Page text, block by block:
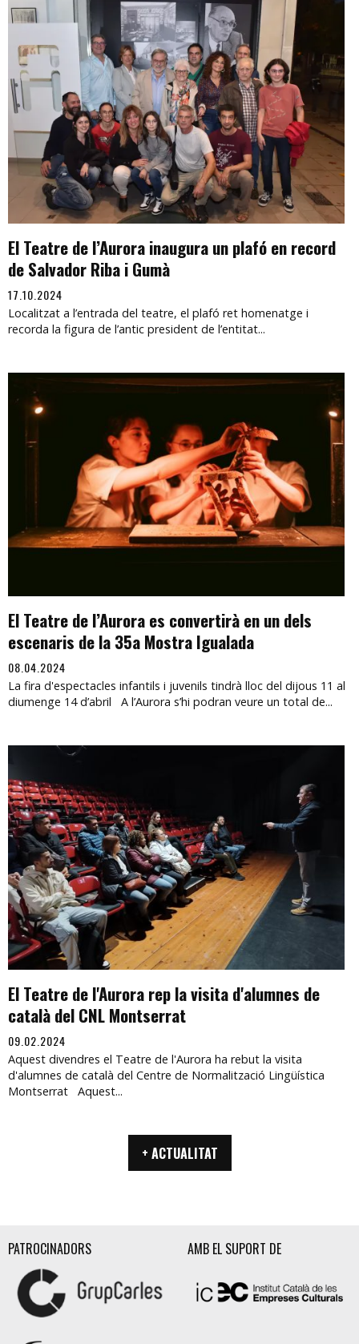
El Teatre de l’Aurora inaugura un plafó en record
de Salvador Riba i Gumà
17.10.2024
Localitzat a l’entrada del teatre, el plafó ret homenatge i
recorda la figura de l’antic president de l’entitat...
El Teatre de l’Aurora es convertirà en un dels
escenaris de la 35a Mostra Igualada
08.04.2024
La fira d'espectacles infantils i juvenils tindrà lloc del dijous 11 al
diumenge 14 d’abril A l’Aurora s’hi podran veure un total de...
El Teatre de l'Aurora rep la visita d'alumnes de
català del CNL Montserrat
09.02.2024
Aquest divendres el Teatre de l'Aurora ha rebut la visita
d'alumnes de català del Centre de Normalització Lingüística
Montserrat Aquest...
+ ACTUALITAT
PATROCINADORS AMB EL SUPORT DE